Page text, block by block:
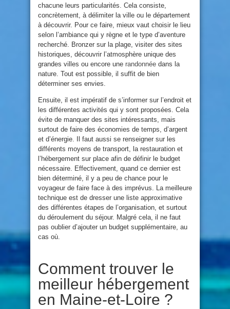
chacune leurs particularités. Cela consiste,
concrètement, à délimiter la ville ou le département
à découvrir. Pour ce faire, mieux vaut choisir le lieu
selon l’ambiance qui y règne et le type d’aventure
recherché. Bronzer sur la plage, visiter des sites
historiques, découvrir l’atmosphère unique des
grandes villes ou encore une randonnée dans la
nature. Tout est possible, il suffit de bien
déterminer ses envies.
Ensuite, il est impératif de s’informer sur l’endroit et
les différentes activités qui y sont proposées. Cela
évite de manquer des sites intéressants, mais
surtout de faire des économies de temps, d’argent
et d’énergie. Il faut aussi se renseigner sur les
différents moyens de transport, la restauration et
l’hébergement sur place afin de définir le budget
nécessaire. Effectivement, quand ce dernier est
bien déterminé, il y a peu de chance pour le
voyageur de faire face à des imprévus. La meilleure
technique est de dresser une liste approximative
des différentes étapes de l’organisation, et surtout
du déroulement du séjour. Malgré cela, il ne faut
pas oublier d’ajouter un budget supplémentaire, au
cas où.
Comment trouver le
meilleur hébergement
en Maine-et-Loire ?